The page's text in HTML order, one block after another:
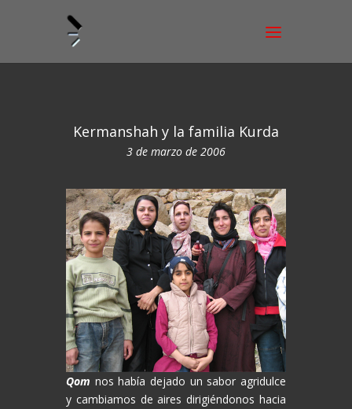
Kermanshah y la familia Kurda
3 de marzo de 2006
Qom nos había dejado un sabor agridulce
y cambiamos de aires dirigiéndonos hacia